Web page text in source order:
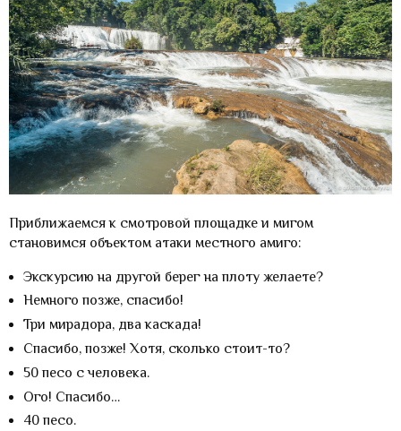
Приближаемся к смотровой площадке и мигом
становимся объектом атаки местного амиго:
Экскурсию на другой берег на плоту желаете?
Немного позже, спасибо!
Три мирадора, два каскада!
Спасибо, позже! Хотя, сколько стоит-то?
50 песо с человека.
Ого! Спасибо…
40 песо.